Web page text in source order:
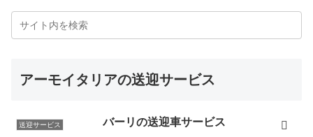
ことができました。次回のイタリア訪問の際にもまたお
世話になると思います（次回はミラノで「最後の晩餐」
先日はウフィツィ美術館の予約ありがとうございまし
できました。また昨日の夜はローマに移動しTEMAでお
アーモイタリアの送迎サービス
送迎サービス バーリの送迎車サービス